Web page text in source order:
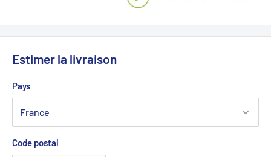
Estimer la livraison
Pays
Code postal